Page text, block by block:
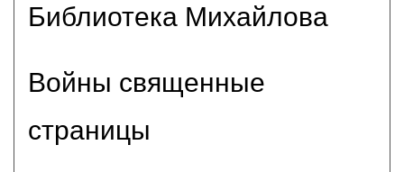
Библиотека Михайлова
Войны священные
страницы